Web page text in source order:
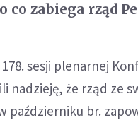
co zabiega rząd
sesji plenarnej
nadzieję, że rząd ze
październiku br.